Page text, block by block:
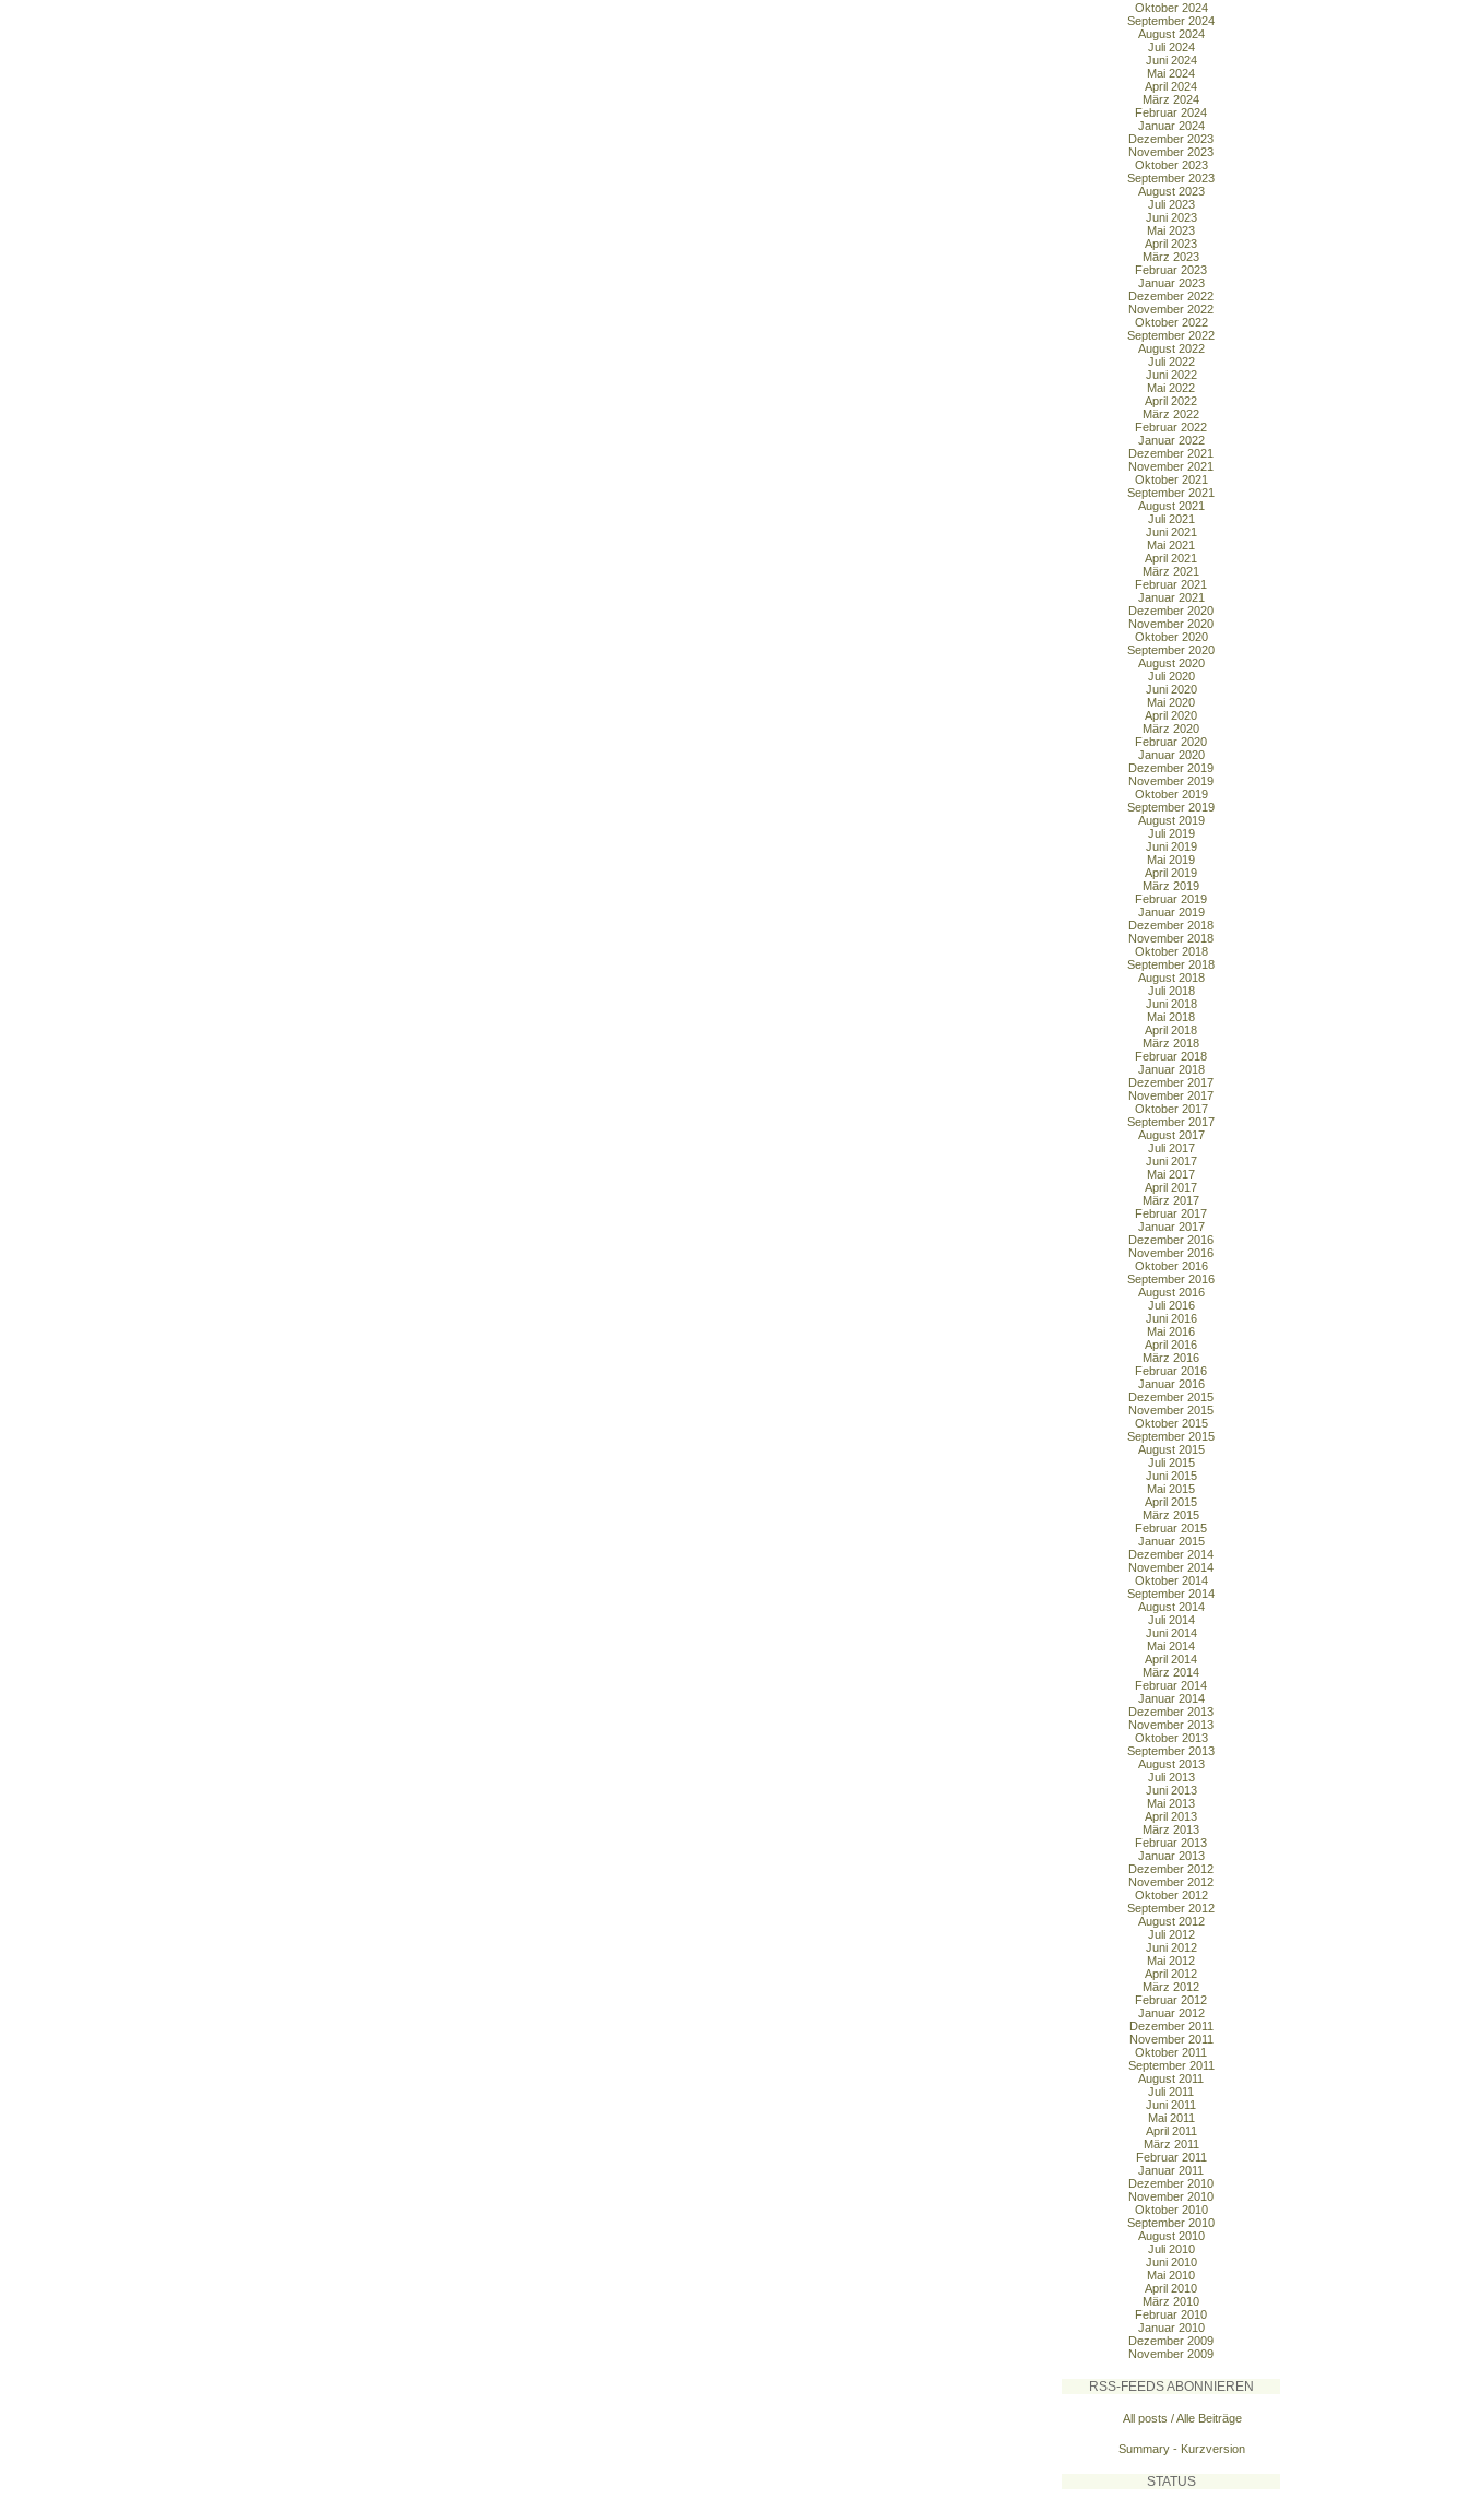
Oktober 2024
September 2024
August 2024
Juli 2024
Juni 2024
Mai 2024
April 2024
März 2024
Februar 2024
Januar 2024
Dezember 2023
November 2023
Oktober 2023
September 2023
August 2023
Juli 2023
Juni 2023
Mai 2023
April 2023
März 2023
Februar 2023
Januar 2023
Dezember 2022
November 2022
Oktober 2022
September 2022
August 2022
Juli 2022
Juni 2022
Mai 2022
April 2022
März 2022
Februar 2022
Januar 2022
Dezember 2021
November 2021
Oktober 2021
September 2021
August 2021
Juli 2021
Juni 2021
Mai 2021
April 2021
März 2021
Februar 2021
Januar 2021
Dezember 2020
November 2020
Oktober 2020
September 2020
August 2020
Juli 2020
Juni 2020
Mai 2020
April 2020
März 2020
Februar 2020
Januar 2020
Dezember 2019
November 2019
Oktober 2019
September 2019
August 2019
Juli 2019
Juni 2019
Mai 2019
April 2019
März 2019
Februar 2019
Januar 2019
Dezember 2018
November 2018
Oktober 2018
September 2018
August 2018
Juli 2018
Juni 2018
Mai 2018
April 2018
März 2018
Februar 2018
Januar 2018
Dezember 2017
November 2017
Oktober 2017
September 2017
August 2017
Juli 2017
Juni 2017
Mai 2017
April 2017
März 2017
Februar 2017
Januar 2017
Dezember 2016
November 2016
Oktober 2016
September 2016
August 2016
Juli 2016
Juni 2016
Mai 2016
April 2016
März 2016
Februar 2016
Januar 2016
Dezember 2015
November 2015
Oktober 2015
September 2015
August 2015
Juli 2015
Juni 2015
Mai 2015
April 2015
März 2015
Februar 2015
Januar 2015
Dezember 2014
November 2014
Oktober 2014
September 2014
August 2014
Juli 2014
Juni 2014
Mai 2014
April 2014
März 2014
Februar 2014
Januar 2014
Dezember 2013
November 2013
Oktober 2013
September 2013
August 2013
Juli 2013
Juni 2013
Mai 2013
April 2013
März 2013
Februar 2013
Januar 2013
Dezember 2012
November 2012
Oktober 2012
September 2012
August 2012
Juli 2012
Juni 2012
Mai 2012
April 2012
März 2012
Februar 2012
Januar 2012
Dezember 2011
November 2011
Oktober 2011
September 2011
August 2011
Juli 2011
Juni 2011
Mai 2011
April 2011
März 2011
Februar 2011
Januar 2011
Dezember 2010
November 2010
Oktober 2010
September 2010
August 2010
Juli 2010
Juni 2010
Mai 2010
April 2010
März 2010
Februar 2010
Januar 2010
Dezember 2009
November 2009
RSS-FEEDS ABONNIEREN
All posts / Alle Beiträge
Summary - Kurzversion
STATUS